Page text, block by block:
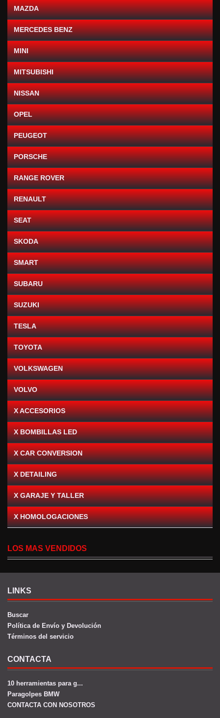
MAZDA
MERCEDES BENZ
MINI
MITSUBISHI
NISSAN
OPEL
PEUGEOT
PORSCHE
RANGE ROVER
RENAULT
SEAT
SKODA
SMART
SUBARU
SUZUKI
TESLA
TOYOTA
VOLKSWAGEN
VOLVO
X ACCESORIOS
X BOMBILLAS LED
X CAR CONVERSION
X DETAILING
X GARAJE Y TALLER
X HOMOLOGACIONES
LOS MAS VENDIDOS
LINKS
Buscar
Política de Envío y Devolución
Términos del servicio
CONTACTA
10 herramientas para g...
Paragolpes BMW
CONTACTA CON NOSOTROS